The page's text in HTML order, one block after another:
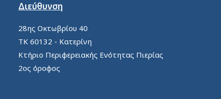
Διεύθυνση
28ης Οκτωβρίου 40
ΤΚ 60132 - Κατερίνη
Κτήριο Περιφερειακής Ενότητας Πιερίας
2ος όροφος